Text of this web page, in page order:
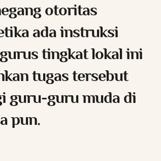
otoritas
ada instruksi
tingkat lokal ini
tugas tersebut
guru-guru muda di
pun.